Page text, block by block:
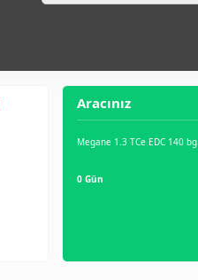
Aracınız
Megane 1.3 TCe EDC 140 bg
0 Gün